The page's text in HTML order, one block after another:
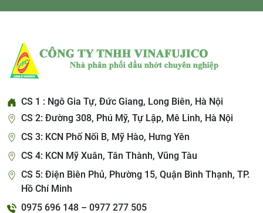
CS 1 : Ngô Gia Tự, Đức Giang, Long Biên, Hà Nội
CS 2: Đường 308, Phú Mỹ, Tự Lập, Mê Linh, Hà Nội
CS 3: KCN Phố Nối B, Mỹ Hào, Hưng Yên
CS 4: KCN Mỹ Xuân, Tân Thành, Vũng Tàu
CS 5: Điện Biên Phủ, Phường 15, Quận Bình Thạnh, TP.
Hồ Chí Minh
0975 696 148 – 0977 277 505